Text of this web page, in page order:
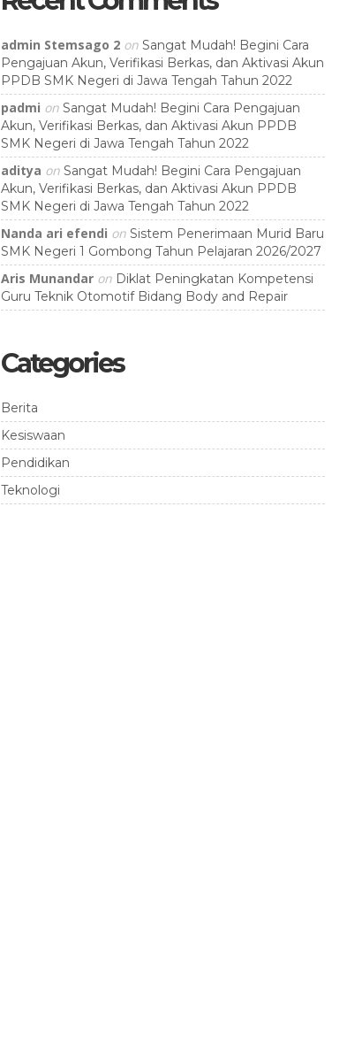
admin Stemsago 2on Sangat Mudah! Begini Cara
Pengajuan Akun, Verifikasi Berkas, dan Aktivasi Akun
PPDB SMK Negeri di Jawa Tengah Tahun 2022
padmi on Sangat Mudah! Begini Cara Pengajuan
Akun, Verifikasi Berkas, dan Aktivasi Akun PPDB
SMK Negeri di Jawa Tengah Tahun 2022
aditya on Sangat Mudah! Begini Cara Pengajuan
Akun, Verifikasi Berkas, dan Aktivasi Akun PPDB
SMK Negeri di Jawa Tengah Tahun 2022
Nanda ari efendi on Sistem Penerimaan Murid Baru
SMK Negeri 1 Gombong Tahun Pelajaran 2026/2027
Aris Munandaron Diklat Peningkatan Kompetensi
Guru Teknik Otomotif Bidang Body and Repair
Categories
Berita
Kesiswaan
Pendidikan
Teknologi